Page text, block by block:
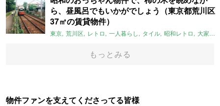
ら、昼風呂でもいかがでしょう（東京都荒川区
37㎡の賃貸物件）
東京 荒川区 レトロ 一人暮らし タイル 昭和レトロ 大家女子
もっとみる
物件ファンを支えてくださってる皆様